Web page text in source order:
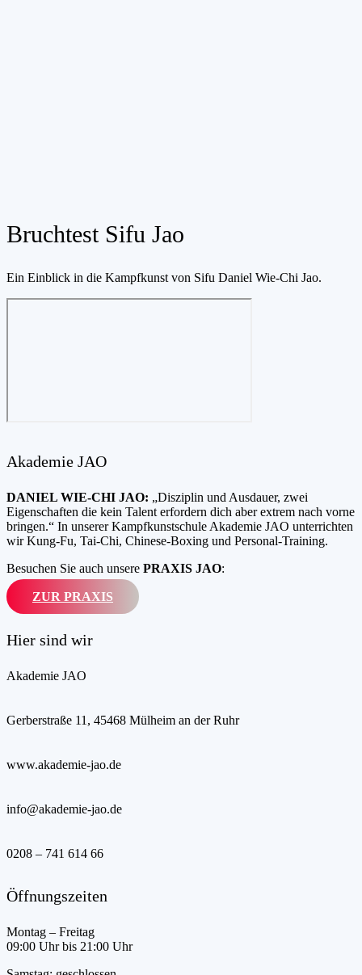
Bruchtest Sifu Jao
Ein Einblick in die Kampfkunst von Sifu Daniel Wie-Chi Jao.
Akademie JAO
DANIEL WIE-CHI JAO: „Disziplin und Ausdauer, zwei
Eigenschaften die kein Talent erfordern dich aber extrem nach vorne
bringen.“ In unserer Kampfkunstschule Akademie JAO unterrichten
wir Kung-Fu, Tai-Chi, Chinese-Boxing und Personal-Training.
Besuchen Sie auch unsere PRAXIS JAO:
ZUR PRAXIS
Hier sind wir
Akademie JAO
Gerberstraße 11, 45468 Mülheim an der Ruhr
www.akademie-jao.de
info@akademie-jao.de
0208 – 741 614 66
Öffnungszeiten
Montag – Freitag
09:00 Uhr bis 21:00 Uhr